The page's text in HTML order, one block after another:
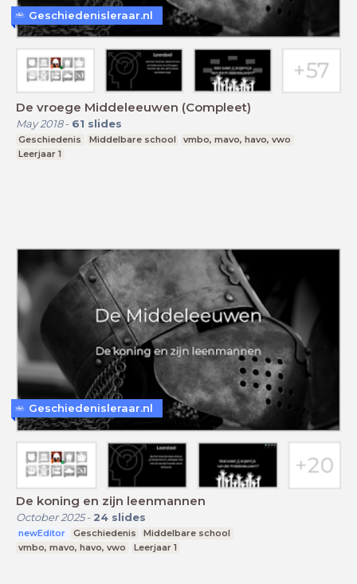
De vroege Middeleeuwen (Compleet)
May 2018- 61 slides
Geschiedenis Middelbare school
vmbo, mavo, havo, vwo
Leerjaar 1
Geschiedenisleraar.nl
De koning en zijn leenmannen
October 2025- 24 slides
newEditor Geschiedenis
Middelbare school
vmbo, mavo, havo, vwo
Leerjaar 1
Geschiedenisleraar.nl